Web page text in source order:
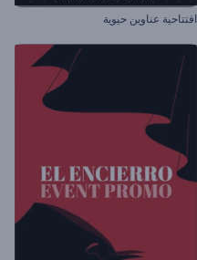
افتتاحية عناوين حيوية